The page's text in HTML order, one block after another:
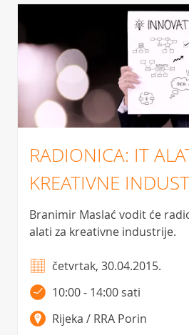
RADIONICA: IT
KREATIVNE
Branimir Maslać vodit će
alati za kreativne industrije.
četvrtak, 30.04.2015.
10:00 - 14:00 sati
Rijeka / RRA Porin